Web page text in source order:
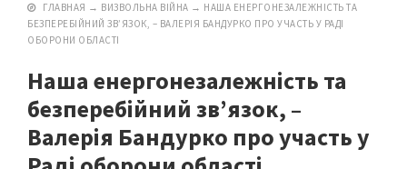
ГЛАВНАЯ → ВИЗВОЛЬНА ВІЙНА → НАША ЕНЕРГОНЕЗАЛЕЖНІСТЬ ТА
БЕЗПЕРЕБІЙНИЙ ЗВ’ЯЗОК, – ВАЛЕРІЯ БАНДУРКО ПРО УЧАСТЬ У РАДІ
ОБОРОНИ ОБЛАСТІ
Наша енергонезалежність та
безперебійний зв’язок, –
Валерія Бандурко про участь у